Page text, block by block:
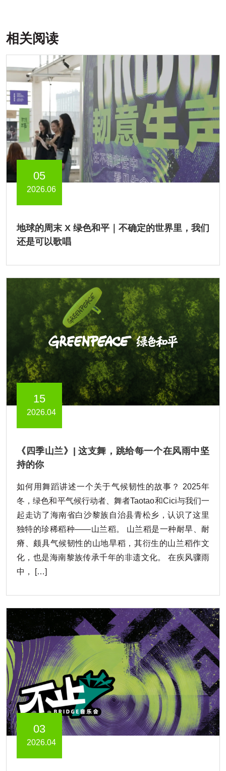
相关阅读
05
2026.06
地球的周末 X 绿色和平｜不确定的世界里，我们
还是可以歌唱
15
2026.04
《四季山兰》| 这支舞，跳给每一个在风雨中坚
持的你
如何用舞蹈讲述一个关于气候韧性的故事？ 2025年
冬，绿色和平气候行动者、舞者Taotao和Cici与我们一
起走访了海南省白沙黎族自治县青松乡，认识了这里
独特的珍稀稻种——山兰稻。 山兰稻是一种耐旱、耐
瘠、颇具气候韧性的山地旱稻，其衍生的山兰稻作文
化，也是海南黎族传承千年的非遗文化。 在疾风骤雨
中， […]
03
2026.04